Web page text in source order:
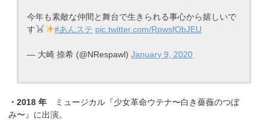
今年も素敵な仲間と舞台で生きられる事心から嬉しいで
す
#あんステ pic.twitter.com/RpwsfObJEU
— 大崎 捺希 (@NRespawl)January 9, 2020
・2018 年 ミュージカル『少女革命ウテナ〜白き薔薇のつぼ
み〜』に出演。